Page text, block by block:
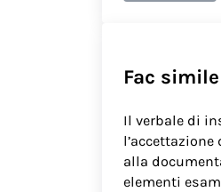
Fac
Il verbale di
alla
elementi